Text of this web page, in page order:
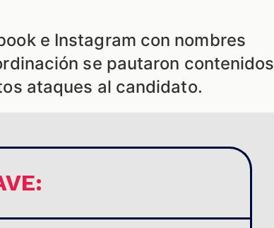
e Instagram con nombres
se pautaron contenidos
ataques al candidato.